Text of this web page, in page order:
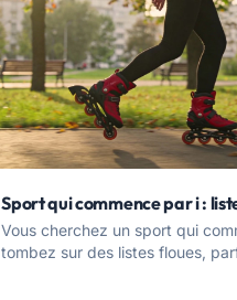
Sport qui commence par i :
Vous cherchez un sport qui
tombez sur des listes floues,